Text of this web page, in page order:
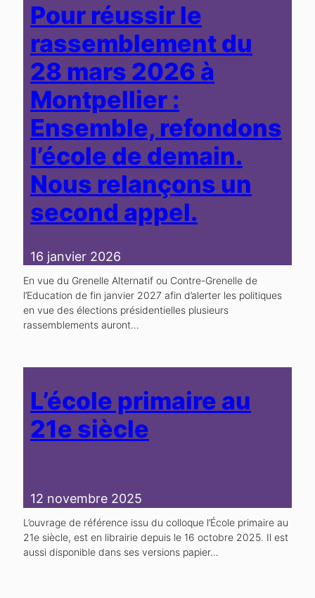
Pour réussir le
rassemblement du
28 mars 2026 à
Montpellier :
Ensemble, refondons
l’école de demain.
Nous relançons un
second appel.
16 janvier 2026
En vue du Grenelle Alternatif ou Contre-Grenelle de
l’Education de fin janvier 2027 afin d’alerter les politiques
en vue des élections présidentielles plusieurs
rassemblements auront…
L’école primaire au
21e siècle
12 novembre 2025
L’ouvrage de référence issu du colloque l’École primaire au
21e siècle, est en librairie depuis le 16 octobre 2025. Il est
aussi disponible dans ses versions papier…